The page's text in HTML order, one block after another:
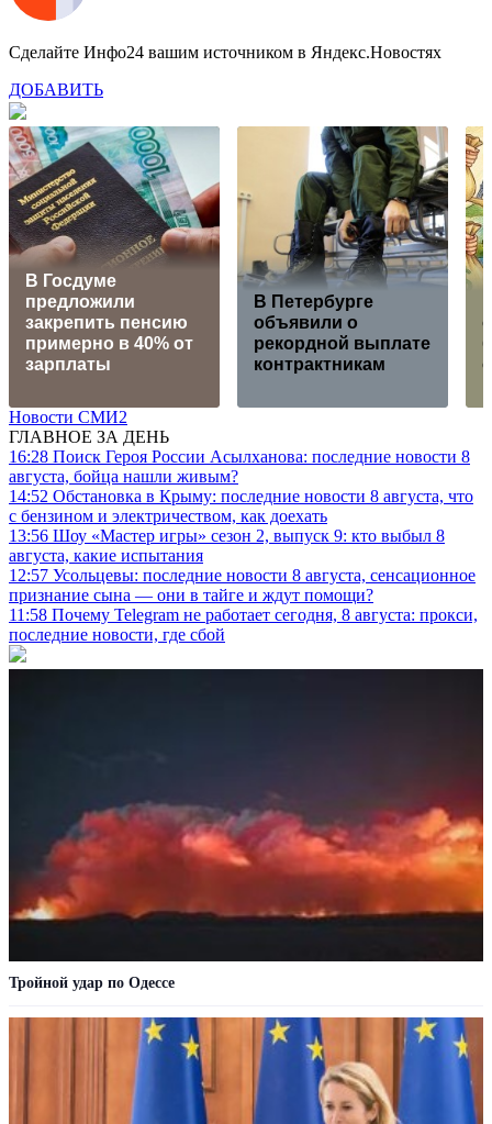
Сделайте Инфо24 вашим источником в Яндекс.Новостях
ДОБАВИТЬ
В Госдуме
предложили
закрепить пенсию
примерно в 40% от
зарплаты
В Петербурге
объявили о
рекордной выплате
контрактникам
Новости СМИ2
ГЛАВНОЕ ЗА ДЕНЬ
16:28 Поиск Героя России Асылханова: последние новости 8
августа, бойца нашли живым?
14:52 Обстановка в Крыму: последние новости 8 августа, что
с бензином и электричеством, как доехать
13:56 Шоу «Мастер игры» сезон 2, выпуск 9: кто выбыл 8
августа, какие испытания
12:57 Усольцевы: последние новости 8 августа, сенсационное
признание сына — они в тайге и ждут помощи?
11:58 Почему Telegram не работает сегодня, 8 августа: прокси,
последние новости, где сбой
Тройной удар по Одессe